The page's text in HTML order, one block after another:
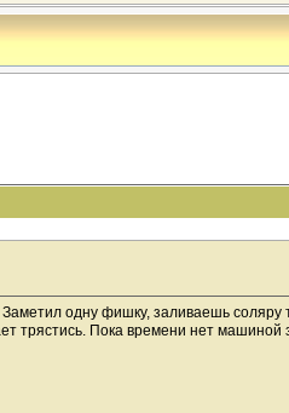
одну фишку, заливаешь
трястись. Пока времени нет машиной